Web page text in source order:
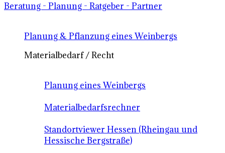
Beratung - Planung - Ratgeber - Partner
Planung & Pflanzung eines Weinbergs
Materialbedarf / Recht
Planung eines Weinbergs
Materialbedarfsrechner
Standortviewer Hessen (Rheingau und
Hessische Bergstraße)